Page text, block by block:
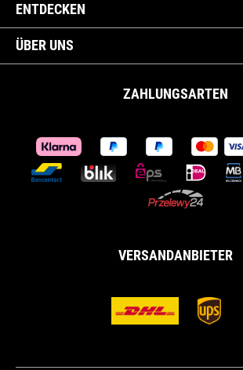
ENTDECKEN
ÜBER UNS
ZAHLUNGSARTEN
VERSANDANBIETER